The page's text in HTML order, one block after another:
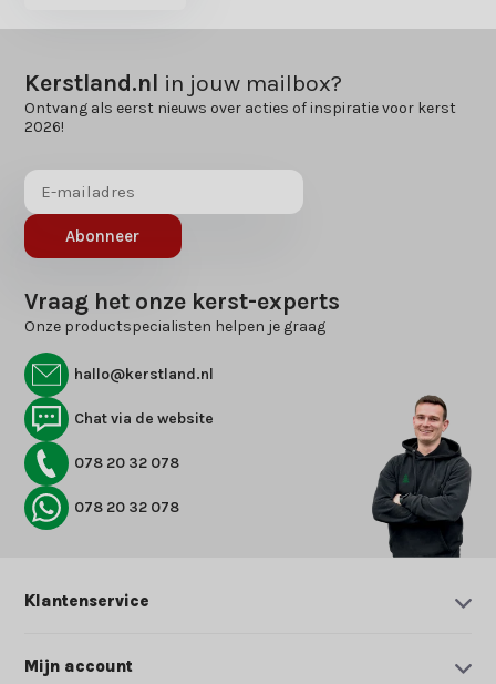
Kerstland.nl in jouw mailbox?
Ontvang als eerst nieuws over acties of inspiratie voor kerst
2026!
Abonneer
Vraag het onze kerst-experts
Onze productspecialisten helpen je graag
hallo@kerstland.nl
Chat via de website
078 20 32 078
078 20 32 078
Klantenservice
Mijn account